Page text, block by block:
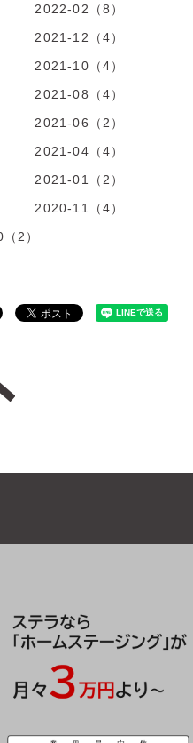
2022-02（8）
2021-12（4）
2021-10（4）
2021-08（4）
2021-06（2）
2021-04（4）
2021-01（2）
2020-11（4）
2）